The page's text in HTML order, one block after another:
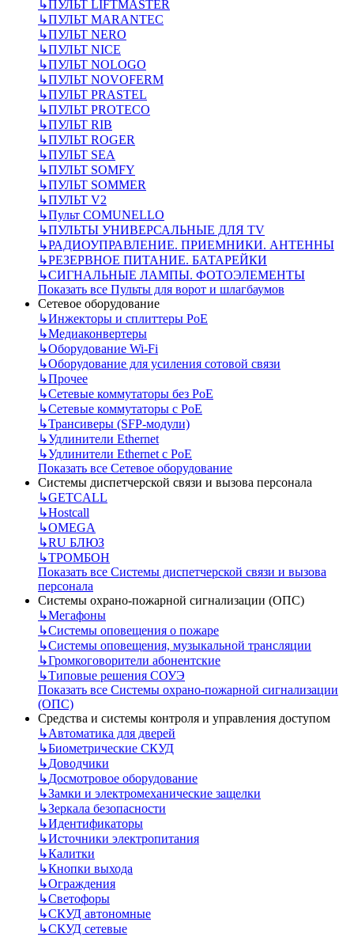
↳ПУЛЬТ LIFTMASTER
↳ПУЛЬТ MARANTEC
↳ПУЛЬТ NERO
↳ПУЛЬТ NICE
↳ПУЛЬТ NOLOGO
↳ПУЛЬТ NOVOFERM
↳ПУЛЬТ PRASTEL
↳ПУЛЬТ PROTECO
↳ПУЛЬТ RIB
↳ПУЛЬТ ROGER
↳ПУЛЬТ SEA
↳ПУЛЬТ SOMFY
↳ПУЛЬТ SOMMER
↳ПУЛЬТ V2
↳Пульт СOMUNELLO
↳ПУЛЬТЫ УНИВЕРСАЛЬНЫЕ ДЛЯ TV
↳РАДИОУПРАВЛЕНИЕ. ПРИЕМНИКИ. АНТЕННЫ
↳РЕЗЕРВНОЕ ПИТАНИЕ. БАТАРЕЙКИ
↳СИГНАЛЬНЫЕ ЛАМПЫ. ФОТОЭЛЕМЕНТЫ
Показать все Пульты для ворот и шлагбаумов
Сетевое оборудование
↳Инжекторы и сплиттеры РоЕ
↳Медиаконвертеры
↳Оборудование Wi-Fi
↳Оборудование для усиления сотовой связи
↳Прочее
↳Сетевые коммутаторы без РоЕ
↳Сетевые коммутаторы с РоЕ
↳Трансиверы (SFP-модули)
↳Удлинители Ethernet
↳Удлинители Ethernet с PoE
Показать все Сетевое оборудование
Системы диспетчерской связи и вызова персонала
↳GETCALL
↳Hostcall
↳OMEGA
↳RU БЛЮЗ
↳ТРОМБОН
Показать все Системы диспетчерской связи и вызова
персонала
Системы охрано-пожарной сигнализации (ОПС)
↳Мегафоны
↳Системы оповещения о пожаре
↳Системы оповещения, музыкальной трансляции
↳Громкоговорители абонентские
↳Типовые решения СОУЭ
Показать все Системы охрано-пожарной сигнализации
(ОПС)
Средства и системы контроля и управления доступом
↳Автоматика для дверей
↳Биометрические СКУД
↳Доводчики
↳Досмотровое оборудование
↳Замки и электромеханические защелки
↳Зеркала безопасности
↳Идентификаторы
↳Источники электропитания
↳Калитки
↳Кнопки выхода
↳Ограждения
↳Светофоры
↳СКУД автономные
↳СКУД сетевые